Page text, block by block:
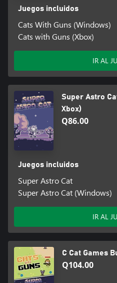
Juegos incluidos
Cats With Guns (Windows)
Cats with Guns (Xbox)
IR AL
Super Astro
Xbox)
Q86.00
Juegos incluidos
Super Astro Cat
Super Astro Cat (Windows)
IR AL
C Cat Games
Q104.00